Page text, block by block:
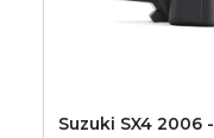
Suzuki SX4 2006 -